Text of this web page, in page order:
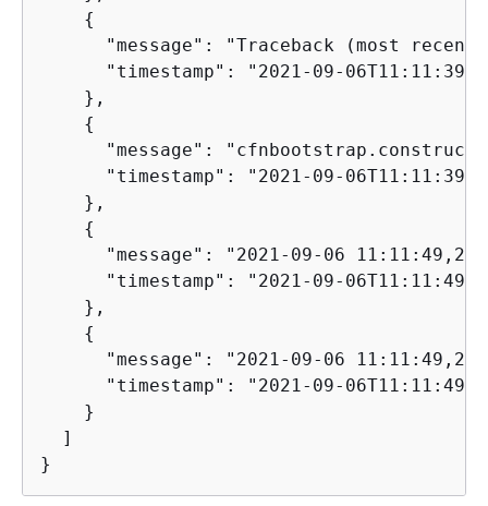
{
"message": "Traceback (most
"timestamp": "2021-09-
    },
{
"message":
"timestamp": "2021-09-
    },
{
"message": "2021-09-06
"timestamp": "2021-09-
    },
{
"message": "2021-09-06
"timestamp": "2021-09-
    }
  ]
}